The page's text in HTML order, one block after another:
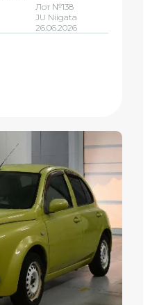
Лот №138
JU Niigata
26.06.2026